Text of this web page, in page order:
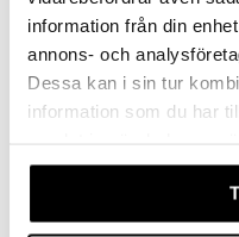
information från din
annons- och
Dessa kan i sin tur
information som du har
våra cookies vid fortsatt